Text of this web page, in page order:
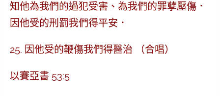
知他為我們的過犯受害、為我們的罪孽壓傷．
因他受的刑罰我們得平安．
25. 因他受的鞭傷我們得醫治 （合唱）
以賽亞書 53:5